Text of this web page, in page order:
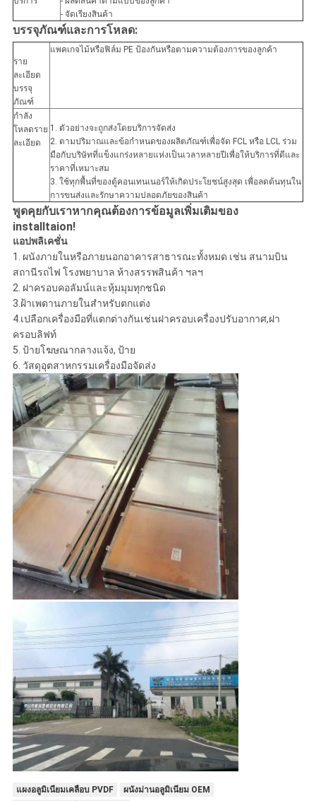
- จัดเรียงสินค้า
บรรจุภัณฑ์และการโหลด:
ราย
ละเอียด
บรรจุ
ภัณฑ์
แพคเกจไม้หรือฟิล์ม PE ป้องกันหรือตามความต้องการของลูกค้า
กำลัง
โหลดราย
ละเอียด
1. ตัวอย่างจะถูกส่งโดยบริการจัดส่ง
2. ตามปริมาณและข้อกำหนดของผลิตภัณฑ์เพื่อจัด FCL หรือ LCL ร่วม
มือกับบริษัทที่แข็งแกร่งหลายแห่งเป็นเวลาหลายปีเพื่อให้บริการที่ดีและ
ราคาที่เหมาะสม
3. ใช้ทุกพื้นที่ของตู้คอนเทนเนอร์ให้เกิดประโยชน์สูงสุด เพื่อลดต้นทุนใน
การขนส่งและรักษาความปลอดภัยของสินค้า
พูดคุยกับเราหากคุณต้องการข้อมูลเพิ่มเติมของ
installtaion!
แอปพลิเคชั่น
1. ผนังภายในหรือภายนอกอาคารสาธารณะทั้งหมด เช่น สนามบิน
สถานีรถไฟ โรงพยาบาล ห้างสรรพสินค้า ฯลฯ
2. ฝาครอบคอลัมน์และหุ้มมุมทุกชนิด
3.ฝ้าเพดานภายในสำหรับตกแต่ง
4.เปลือกเครื่องมือที่แตกต่างกันเช่นฝาครอบเครื่องปรับอากาศ,ฝา
ครอบลิฟท์
5. ป้ายโฆษณากลางแจ้ง, ป้าย
6. วัสดุอุตสาหกรรมเครื่องมือจัดส่ง
แผงอลูมิเนียมเคลือบ PVDF
ผนังม่านอลูมิเนียม OEM